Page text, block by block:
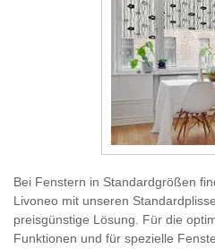
Bei Fenstern in Standardgrößen
Livoneo mit unseren
preisgünstige Lösung. Für die
Funktionen und für spezielle